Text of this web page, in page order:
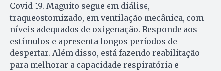
Covid-19. Maguito segue em diálise,
traqueostomizado, em ventilação mecânica, com
níveis adequados de oxigenação. Responde aos
estímulos e apresenta longos períodos de
despertar. Além disso, está fazendo reabilitação
para melhorar a capacidade respiratória e